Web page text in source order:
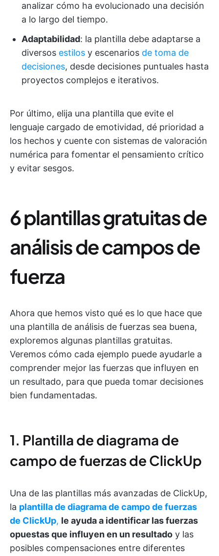
analizar cómo ha evolucionado una decisión
a lo largo del tiempo.
Adaptabilidad: la plantilla debe adaptarse a
diversos estilos y escenarios de toma de
decisiones, desde decisiones puntuales hasta
proyectos complejos e iterativos.
Por último, elija una plantilla que evite el
lenguaje cargado de emotividad, dé prioridad a
los hechos y cuente con sistemas de valoración
numérica para fomentar el pensamiento crítico
y evitar sesgos.
6 plantillas gratuitas de
análisis de campos de
fuerza
Ahora que hemos visto qué es lo que hace que
una plantilla de análisis de fuerzas sea buena,
exploremos algunas plantillas gratuitas.
Veremos cómo cada ejemplo puede ayudarle a
comprender mejor las fuerzas que influyen en
un resultado, para que pueda tomar decisiones
bien fundamentadas.
1. Plantilla de diagrama de
campo de fuerzas de ClickUp
Una de las plantillas más avanzadas de ClickUp,
la plantilla de diagrama de campo de fuerzas
de ClickUp, le ayuda a identificar las fuerzas
opuestas que influyen en un resultado y las
posibles compensaciones entre diferentes